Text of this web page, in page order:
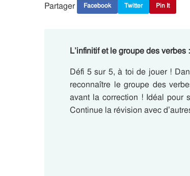
Partager Facebook Twitter Pin It
L’infinitif et le groupe des
Défi 5 sur 5, à toi de jouer !
reconnaître le groupe des
avant la correction ! Idéal pour
Continue la révision avec